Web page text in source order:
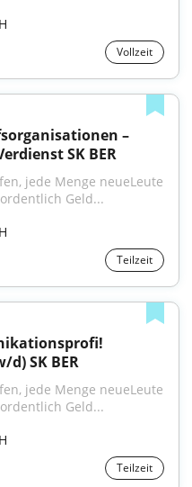
Vollzeit
–
SK BER
jede Menge neueLeute
Geld...
Teilzeit
SK BER
jede Menge neueLeute
Geld...
Teilzeit